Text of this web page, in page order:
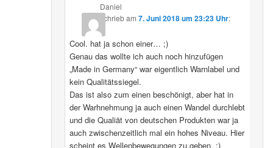
Daniel
schriebam 7. Juni 2018 um 23:23 Uhr:
Cool. hat ja schon einer… ;)
Genau das wollte ich auch noch hinzufügen
„Made in Germany“ war eigentlich Warnlabel und
kein Qualitätssiegel.
Das ist also zum einen beschönigt, aber hat in
der Warhnehmung ja auch einen Wandel durchlebt
und die Qualiät von deutschen Produkten war ja
auch zwischenzeitlich mal ein hohes Niveau. Hier
scheint es Wellenbewegungen zu geben. ;)